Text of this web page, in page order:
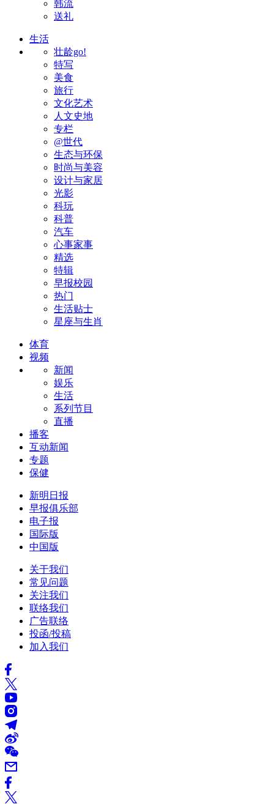
韩流
送礼
生活
壮龄go!
特写
美食
旅行
文化艺术
人文史地
专栏
@世代
生态与环保
时尚与美容
设计与家居
光影
科玩
科普
汽车
心事家事
精选
特辑
早报校园
热门
生活贴士
星座与生肖
体育
视频
新闻
娱乐
生活
系列节目
直播
播客
互动新闻
专题
保健
新明日报
早报俱乐部
电子报
国际版
中国版
关于我们
常见问题
关注我们
联络我们
广告联络
投函/投稿
加入我们